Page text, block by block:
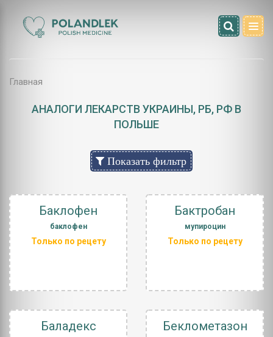
Главная
АНАЛОГИ ЛЕКАРСТВ УКРАИНЫ, РБ, РФ В
ПОЛЬШЕ
Показать фильтр
Баклофен
баклофен
Только по рецету
Бактробан
мупироцин
Только по рецету
Баладекс Беклометазон